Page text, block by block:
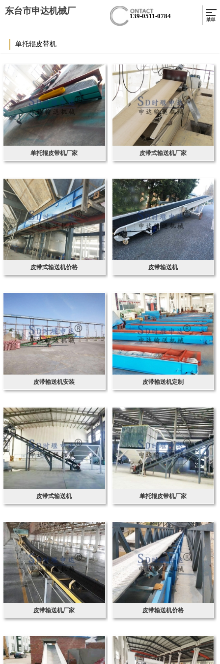
东台市申达机械厂
139-0511-0784
单托辊皮带机
单托辊皮带机厂家 皮带式输送机厂家
皮带式输送机价格 皮带输送机
皮带输送机安装 皮带输送机定制
皮带式输送机 单托辊皮带机厂家
皮带输送机厂家 皮带输送机价格